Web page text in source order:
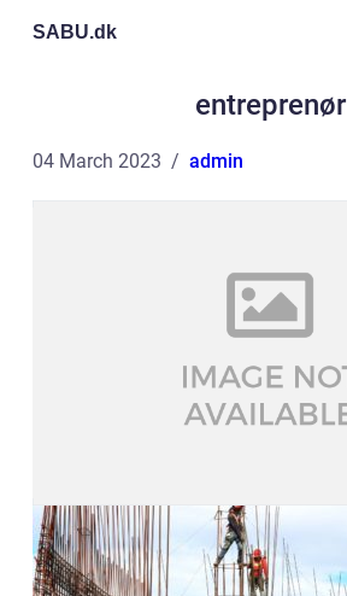
SABU.dk
entreprenør
04 March 2023 admin